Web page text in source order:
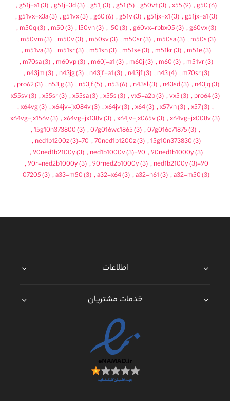
g50(6)
,
x55(9)
,
g50vt(3)
,
g51(5)
,
g51j(3)
,
g51j-3d(3)
,
g51j-a1(3)
,
g51jx-a1(3)
,
g51jx-x1(3)
,
g51v(3)
,
g60(6)
,
g51vx(3)
,
g51vx-x3a(3)
,
g60vx(3)
,
g60vx-rbbx05(3)
,
l50(3)
,
l50vn(3)
,
m50(3)
,
m50q(3)
,
m50s(3)
,
m50sa(3)
,
m50sr(3)
,
m50sv(3)
,
m50v(3)
,
m50vm(3)
,
m51e(3)
,
m51kr(3)
,
m51se(3)
,
m51sn(3)
,
m51sr(3)
,
m51va(3)
,
m51vr(3)
,
m60(3)
,
m60j(3)
,
m60j-a1(3)
,
m60vp(3)
,
m70sa(3)
,
m70sr(3)
,
n43(4)
,
n43jf(3)
,
n43jf-a1(3)
,
n43jg(3)
,
n43jm(3)
,
n43jq(3)
,
n43sd(3)
,
n43sl(3)
,
n53(6)
,
n53jf(5)
,
n53jg(3)
,
pro62(3)
,
pro64(3)
,
vx5(3)
,
vx5-a2b(3)
,
x55s(3)
,
x55sa(3)
,
x55sr(3)
,
x55sv(3)
,
x57(3)
,
x57vn(3)
,
x64(3)
,
x64jv(3)
,
x64jv-jx084v(3)
,
x64vg(3)
,
x64vg-jx008v(3)
,
x64jv-jx065v(3)
,
x64vg-jx138v(3)
,
x64vg-jx156v(3)
,
07g016c71875(3)
,
07g016wc1865(3)
,
15g10n373800(3)
,
15g10n373830(3)
,
70ned1b1200z(3)
,
70-ned1b1200z
(3)
,
90ned1b1000y(3)
,
90-ned1b1000v
(3)
,
90ned1b2100y(3)
,
90-ned1b2100y
(3)
,
90rned2b1000y(3)
,
90r-ned2b1000y(3)
,
a32-m50(3)
,
a32-n61(3)
,
a32-x64(3)
,
a33-m50(3)
,
l07205(3)
اطلاعات
خدمات مشتریان